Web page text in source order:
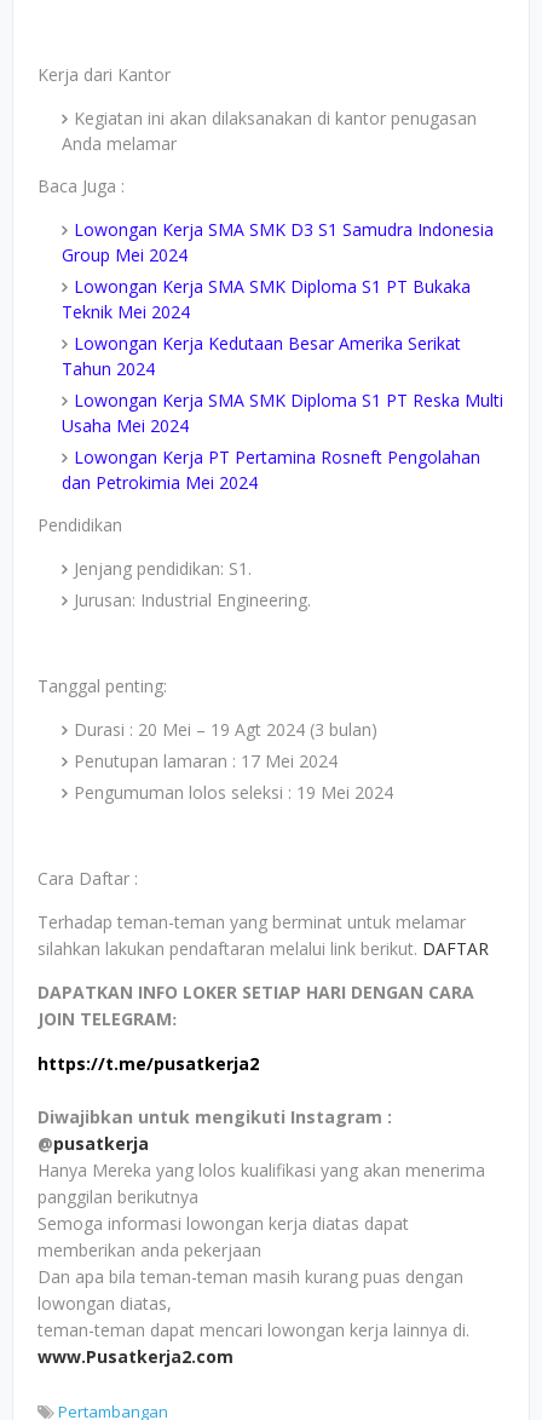
Kerja dari Kantor
Kegiatan ini akan dilaksanakan di kantor penugasan
Anda melamar
Baca Juga :
Lowongan Kerja SMA SMK D3 S1 Samudra Indonesia
Group Mei 2024
Lowongan Kerja SMA SMK Diploma S1 PT Bukaka
Teknik Mei 2024
Lowongan Kerja Kedutaan Besar Amerika Serikat
Tahun 2024
Lowongan Kerja SMA SMK Diploma S1 PT Reska Multi
Usaha Mei 2024
Lowongan Kerja PT Pertamina Rosneft Pengolahan
dan Petrokimia Mei 2024
Pendidikan
Jenjang pendidikan: S1.
Jurusan: Industrial Engineering.
Tanggal penting:
Durasi : 20 Mei – 19 Agt 2024 (3 bulan)
Penutupan lamaran : 17 Mei 2024
Pengumuman lolos seleksi : 19 Mei 2024
Cara Daftar :
Terhadap teman-teman yang berminat untuk melamar
silahkan lakukan pendaftaran melalui link berikut. DAFTAR
DAPATKAN INFO LOKER SETIAP HARI DENGAN CARA
JOIN TELEGRAM:
https://t.me/pusatkerja2
Diwajibkan untuk mengikuti Instagram :
@pusatkerja
Hanya Mereka yang lolos kualifikasi yang akan menerima
panggilan berikutnya
Semoga informasi lowongan kerja diatas dapat
memberikan anda pekerjaan
Dan apa bila teman-teman masih kurang puas dengan
lowongan diatas,
teman-teman dapat mencari lowongan kerja lainnya di.
www.Pusatkerja2.com
Pertambangan